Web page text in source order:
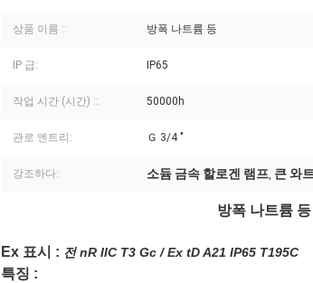
상품 이름 :: 방폭 나트륨 등
IP 급: IP65
작업 시간 (시간) :: 50000h
관로 엔트리: Ｇ 3/4 "
강조하다: 소듐 금속 할로겐 램프, 큰 와
방폭 나트륨
Ex 표시 : 전 nR IIC T3 Gc / Ex tD A21 IP65 T195C
특징 :